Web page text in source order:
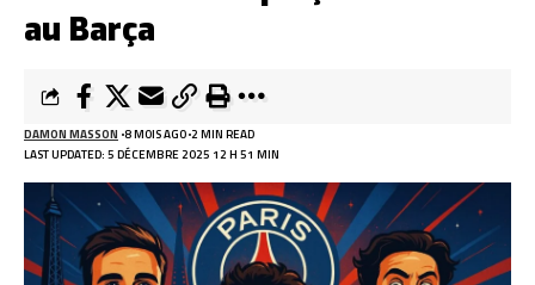
au Barça
LAST UPDATED: 5 DÉCEMBRE 2025 12 H 51 MIN
DAMON MASSON 8 MOIS AGO 2 MIN READ